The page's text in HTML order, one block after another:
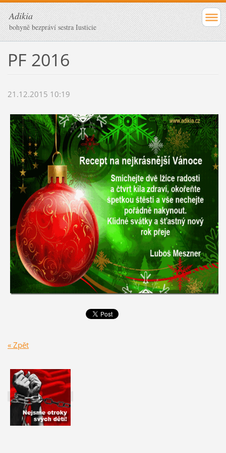
Adikia
bohyně bezpráví sestra Iusticie
PF 2016
21.12.2015 10:19
« Zpět